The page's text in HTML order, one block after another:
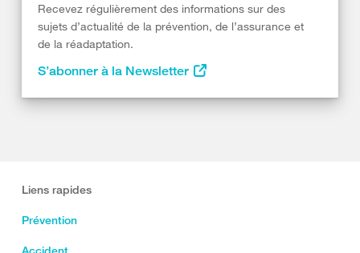
Recevez régulièrement des informations sur des
sujets d’actualité de la prévention, de l’assurance et
de la réadaptation.
S’abonner à la Newsletter
Liens rapides
Prévention
Accident